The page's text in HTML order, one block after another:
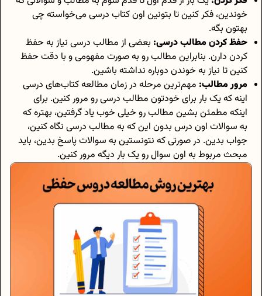
خوندین، فکر کنین تا بتونین اون کتاب درسی می‌خواسته چی
بهتون بگه.
حفظ کردن مطالب درسی: بعضی از مطالب درسی نیاز به حفظ
کردن دارن. بنابراین مطالب رو به صورت مفهومی و با دقت حفظ
کنین تا نیاز به خوندن دوباره نداشته باشین.
مرور مطالب:
مهم‌‎ترین مرحله در زمان مطالعه کتاب‌های درسی
اینه که یک بار برای خودتون مطالب درسی رو مرور کنین. برای
اینکه مطمئن بشین مطالب رو خیلی خوب یاد گرفتین، بهتره که
به سوالات اون درس بدون این که به مطالب درسی نگاه کنین،
جواب بدین. در صورتی که نتونستین به سوالات پاسخ بدین، باید
مبحث مربوط به اون سوال رو یک بار دیگه مرور کنین.